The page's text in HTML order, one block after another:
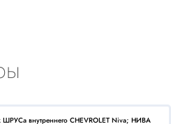
внутреннего CHEVROLET Niva; НИВА